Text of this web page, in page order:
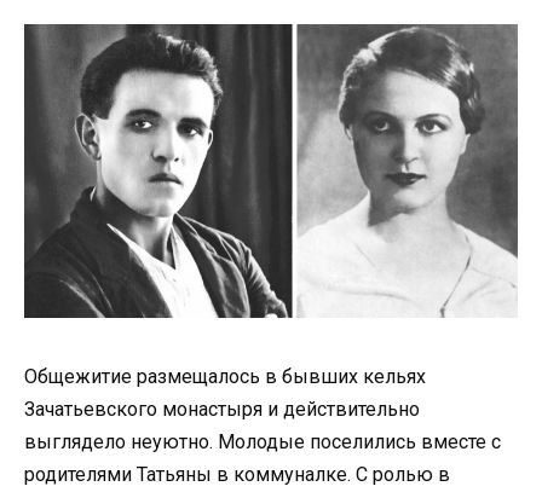
Общежитие размещалось в бывших кельях
Зачатьевского монастыря и действительно
выглядело неуютно. Молодые поселились вместе с
родителями Татьяны в коммуналке. С ролью в